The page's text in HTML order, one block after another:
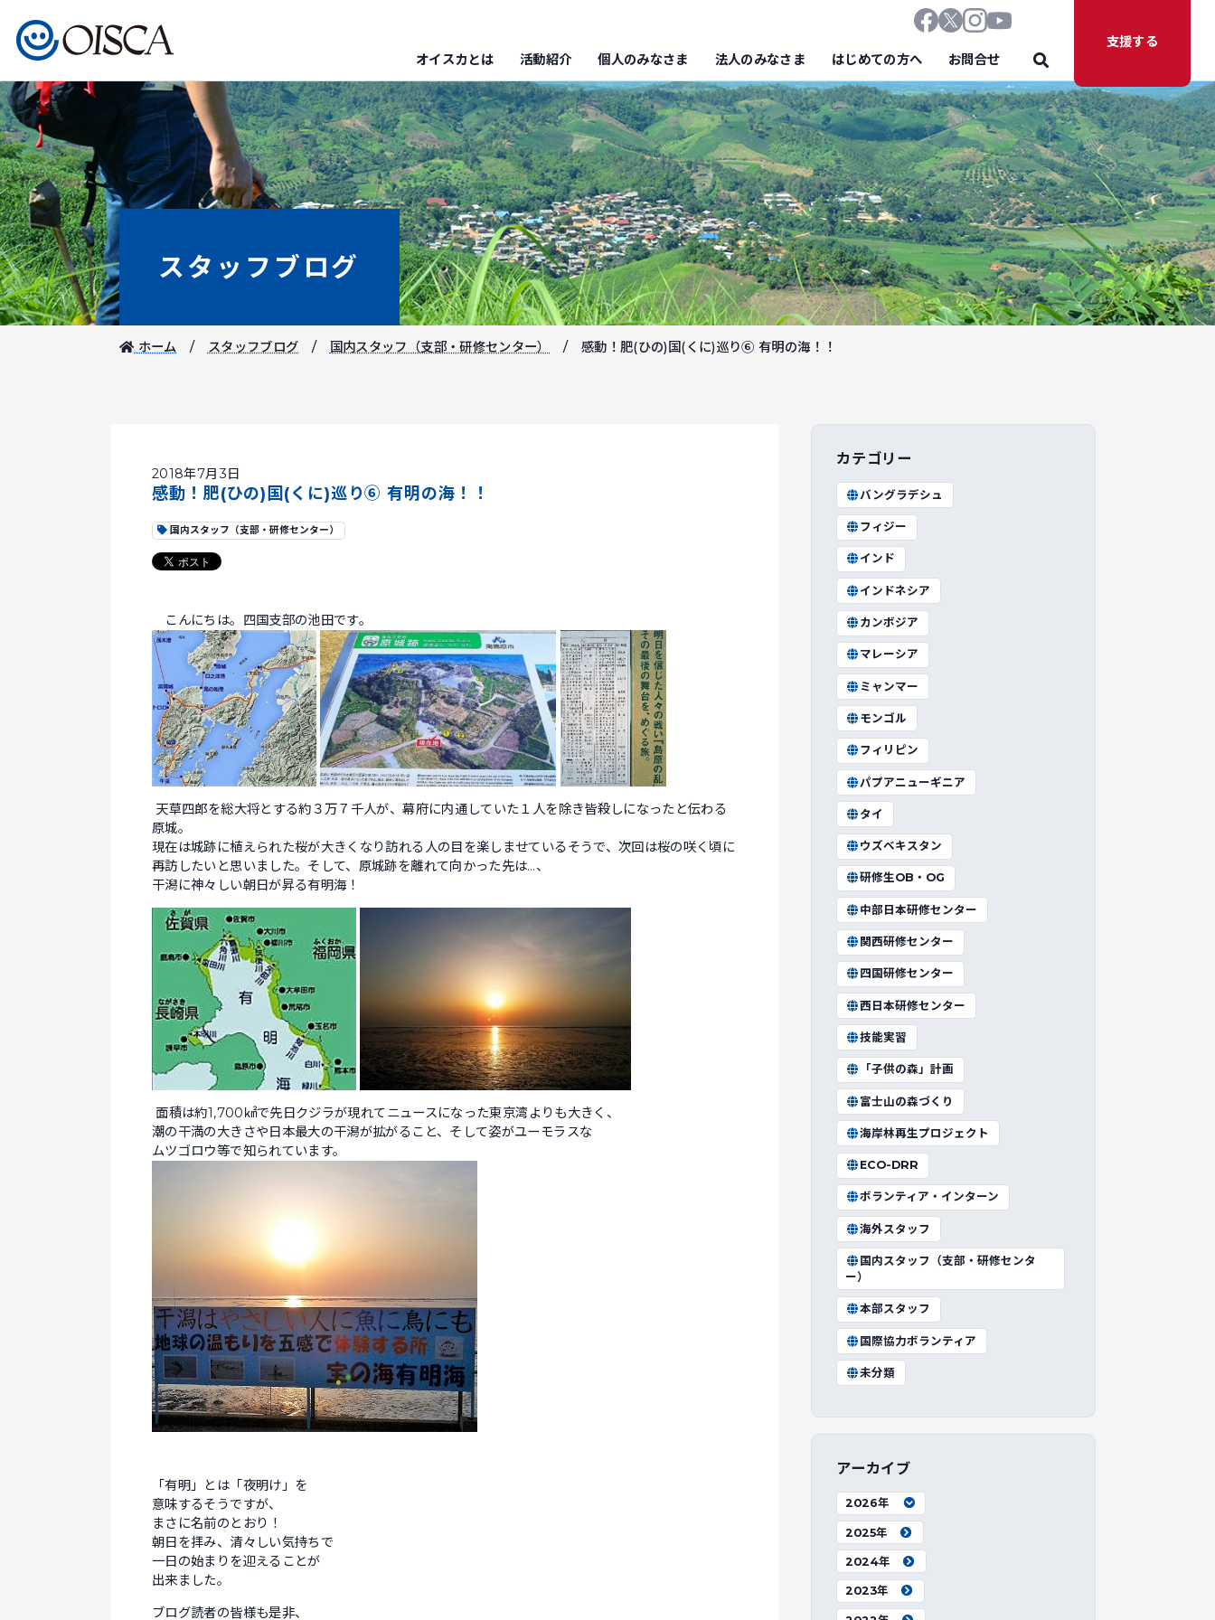
オイスカとは 活動紹介 個人のみなさま 法人のみなさま はじめての方へ お問合せ
支援する
スタッフブログ
ホーム スタッフブログ 国内スタッフ（支部・研修センター） 感動！肥(ひの)国(くに)巡り⑥ 有明の海！！
2018年7月3日
感動！肥(ひの)国(くに)巡り⑥ 有明の海！！
国内スタッフ（支部・研修センター）
こんにちは。四国支部の池田です。
天草四郎を総大将とする約３万７千人が、幕府に内通していた１人を除き皆殺しになったと伝わる
原城。
現在は城跡に植えられた桜が大きくなり訪れる人の目を楽しませているそうで、次回は桜の咲く頃に
再訪したいと思いました。そして、原城跡を離れて向かった先は…、
干潟に神々しい朝日が昇る有明海！
面積は約1,700㎢で先日クジラが現れてニュースになった東京湾よりも大きく、
潮の干満の大きさや日本最大の干潟が拡がること、そして姿がユーモラスな
ムツゴロウ等で知られています。
「有明」とは「夜明け」を
意味するそうですが、
まさに名前のとおり！
朝日を拝み、清々しい気持ちで
一日の始まりを迎えることが
出来ました。
ブログ読者の皆様も是非、
カテゴリー
バングラデシュ
フィジー
インド
インドネシア
カンボジア
マレーシア
ミャンマー
モンゴル
フィリピン
パプアニューギニア
タイ
ウズベキスタン
研修生OB・OG
中部日本研修センター
関西研修センター
四国研修センター
西日本研修センター
技能実習
「子供の森」計画
富士山の森づくり
海岸林再生プロジェクト
ECO-DRR
ボランティア・インターン
海外スタッフ
国内スタッフ（支部・研修センタ
ー）
本部スタッフ
国際協力ボランティア
未分類
アーカイブ
2026年
2025年
2024年
2023年